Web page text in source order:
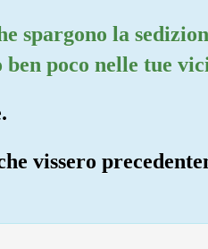
spargono la
poco nelle tue
vissero